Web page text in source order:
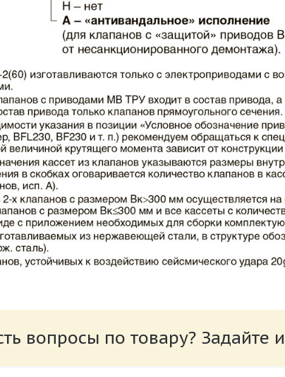
подключения приводов КЛОП-2.pdf
вопросы по товару? Задайте